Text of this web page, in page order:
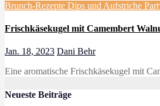
Brunch-Rezepte Dips und Aufstriche
Frischkäsekugel mit Camembert
Jan. 18, 2023 Dani Behr
Eine aromatische Frischkäsekugel mit
Neueste Beiträge